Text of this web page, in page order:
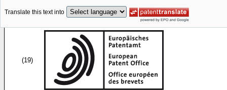
Translate this text into
(19)